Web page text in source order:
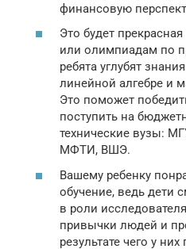
финансовую
Это будет
или олимпиадам по
ребята углубят
линейной алгебре и
Это поможет
поступить на
технические вузы:
МФТИ, ВШЭ.
Вашему ребенку
обучение, ведь дети
в роли
привычки людей и
результате чего у